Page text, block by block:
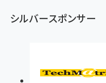
シルバースポンサー